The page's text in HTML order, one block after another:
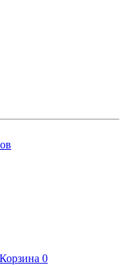
Корзина 0